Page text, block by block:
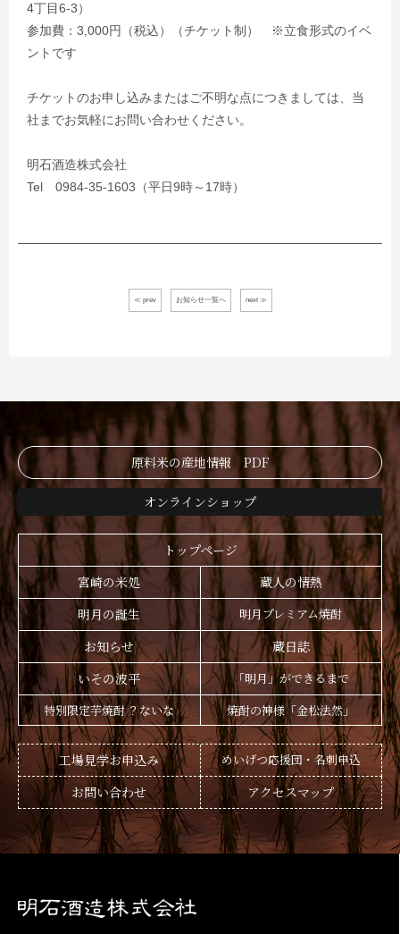
4丁目6-3）
参加費：3,000円（税込）（チケット制） ※立食形式のイベ
ントです
チケットのお申し込みまたはご不明な点につきましては、当
社までお気軽にお問い合わせください。
明石酒造株式会社
Tel 0984-35-1603（平日9時～17時）
≪ prev お知らせ一覧へ next ≫
原料米の産地情報 PDF
オンラインショップ
トップページ
宮崎の米処
蔵人の情熱
明月の誕生
明月プレミアム焼酎
お知らせ
蔵日誌
いその波平
「明月」ができるまで
特別限定芋焼酎 ？ないな
焼酎の神様「金松法然」
工場見学お申込み めいげつ応援団・名刺申込
お問い合わせ アクセスマップ